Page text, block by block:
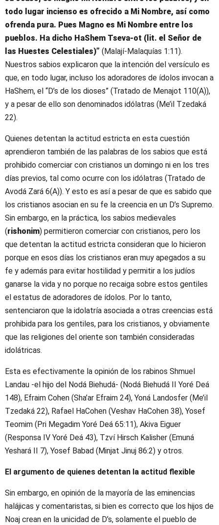
todo lugar incienso es ofrecido a Mi Nombre, así como
ofrenda pura. Pues Magno es Mi Nombre entre los
pueblos. Ha dicho HaShem Tseva-ot (lit. el Señor de
las Huestes Celestiales)” (Malají-Malaquías 1:11).
Nuestros sabios explicaron que la intención del versículo es
que, en todo lugar, incluso los adoradores de ídolos invocan a
HaShem, el “D’s de los dioses” (Tratado de Menajot 110(A)),
y a pesar de ello son denominados idólatras (Me’il Tzedaká
22).
Quienes detentan la actitud estricta en esta cuestión
aprendieron también de las palabras de los sabios que está
prohibido comerciar con cristianos un domingo ni en los tres
días previos, tal como ocurre con los idólatras (Tratado de
Avodá Zará 6(A)). Y esto es así a pesar de que es sabido que
los cristianos asocian en su fe la creencia en un D’s Supremo.
Sin embargo, en la práctica, los sabios medievales
(rishonim) permitieron comerciar con cristianos, pero los
que detentan la actitud estricta consideran que lo hicieron
porque en esos días los cristianos eran muy apegados a su
fe y además para evitar hostilidad y permitir a los judíos
ganarse la vida y no porque no recaiga sobre estos gentiles
el estatus de adoradores de ídolos. Por lo tanto,
sentenciaron que la idolatría asociada a otras creencias está
prohibida para los gentiles, para los cristianos, y obviamente
que las religiones del oriente son también consideradas
idolátricas.
Esta es efectivamente la opinión de los rabinos Shmuel
Landau -el hijo del Nodá Biehudá- (Nodá Biehudá II Yoré Deá
148), Efraim Cohen (Sha’ar Efraim 24), Yoná Landosfer (Me’il
Tzedaká 22), Rafael HaCohen (Veshav HaCohen 38), Yosef
Teomim (Pri Megadim Yoré Deá 65:11), Akiva Eiguer
(Responsa IV Yoré Deá 43), Tzví Hirsch Kalisher (Emuná
Yeshará II 7), Yosef Babad (Minjat Jinuj 86:2) y otros.
El argumento de quienes detentan la actitud flexible
Sin embargo, en opinión de la mayoría de las eminencias
halájicas y comentaristas, si bien es correcto que los hijos de
Noaj crean en la unicidad de D’s, solamente el pueblo de